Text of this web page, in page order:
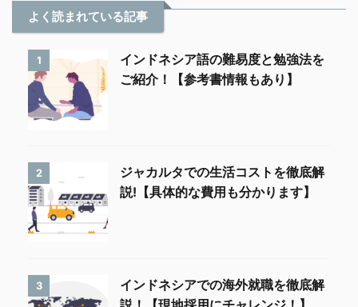
よく読まれている記事
1
インドネシア語の難易度と勉強法を
ご紹介！【参考書情報もあり】
2
ジャカルタでの生活コストを徹底解
説!【具体的な費用も分かります】
3
インドネシアでの海外就職を徹底解